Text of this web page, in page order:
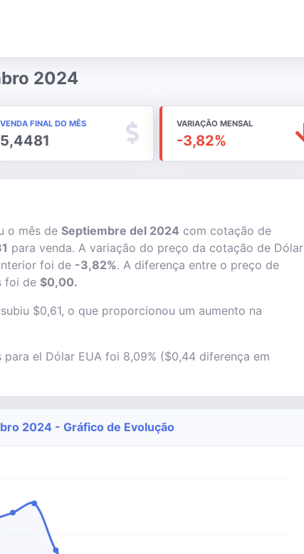
2024
VENDA FINAL DO MÊS
5,4481
VARIAÇÃO MENSAL
-3,82%
o mês de Septiembre del 2024 com cotação de
para venda. A variação do preço da cotação de Dólar
foi de -3,82%. A diferença entre o preço de
foi de $0,00.
$0,61, o que proporcionou um aumento na
el Dólar EUA foi 8,09% ($0,44 diferença em
2024 - Gráfico de Evolução